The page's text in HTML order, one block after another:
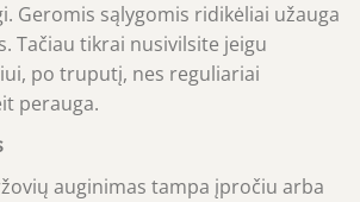
Geromis sąlygomis ridikėliai užauga
Tačiau tikrai nusivilsite jeigu
po truputį, nes reguliariai
perauga.
auginimas tampa įpročiu arba